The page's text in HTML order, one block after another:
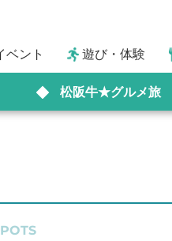
ベント 遊び・体験
松阪牛★グルメ旅